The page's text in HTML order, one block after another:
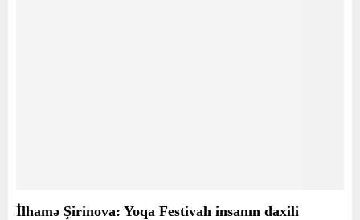
İlhamə Şirinova: Yoqa Festivalı insanın daxili